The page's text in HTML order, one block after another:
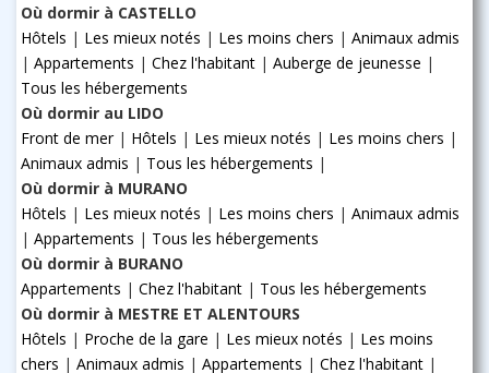
Où dormir à CASTELLO
Hôtels | Les mieux notés | Les moins chers | Animaux admis
| Appartements | Chez l'habitant | Auberge de jeunesse |
Tous les hébergements
Où dormir au LIDO
Front de mer| Hôtels | Les mieux notés | Les moins chers |
Animaux admis | Tous les hébergements |
Où dormir à MURANO
Hôtels | Les mieux notés | Les moins chers | Animaux admis
| Appartements | Tous les hébergements
Où dormir à BURANO
Appartements | Chez l'habitant | Tous les hébergements
Où dormir à MESTRE ET ALENTOURS
Hôtels | Proche de la gare | Les mieux notés | Les moins
chers | Animaux admis | Appartements | Chez l'habitant |